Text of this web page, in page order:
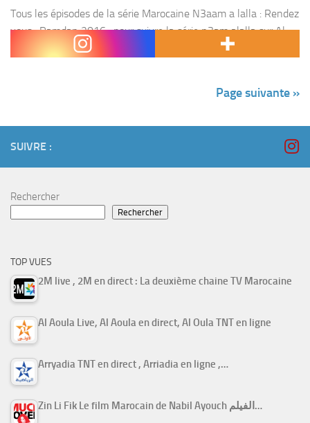
Tous les épisodes de la série Marocaine N3aam a lalla : Rendez
vous , Ramdan 2016 , pour suivre la série n3am alalla sur Al
aoula . Avec : naima ilyasse , meriem zaimi...
Page suivante »
SUIVRE :
Rechercher
Rechercher
TOP VUES
2M live , 2M en direct : La deuxième chaine TV Marocaine
Al Aoula Live, Al Aoula en direct, Al Oula TNT en ligne
Arryadia TNT en direct , Arriadia en ligne ,…
Zin Li Fik Le film Marocain de Nabil Ayouch الفيلم…